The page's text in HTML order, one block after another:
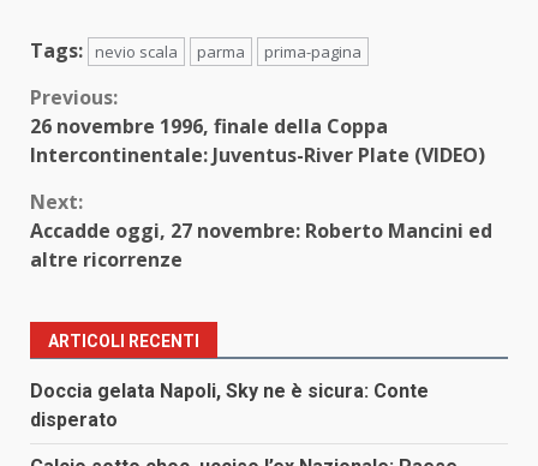
Tags: nevio scala parma prima-pagina
Continue
Reading
Previous:
26 novembre 1996, finale della Coppa
Intercontinentale: Juventus-River Plate (VIDEO)
Next:
Accadde oggi, 27 novembre: Roberto Mancini ed
altre ricorrenze
ARTICOLI RECENTI
Doccia gelata Napoli, Sky ne è sicura: Conte
disperato